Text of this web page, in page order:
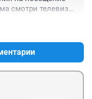
смотри телевизор